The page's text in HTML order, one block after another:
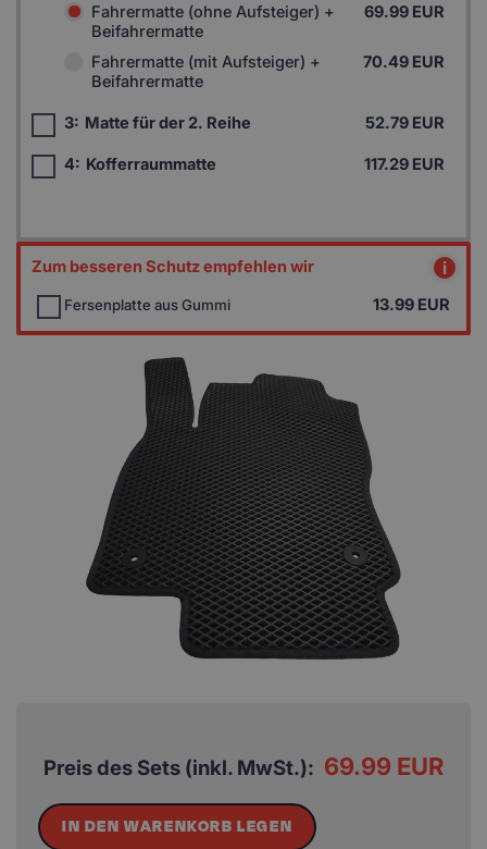
Fahrermatte (ohne Aufsteiger) +
Beifahrermatte
69.99 EUR
Fahrermatte (mit Aufsteiger) +
Beifahrermatte
70.49 EUR
3: Matte für der 2. Reihe 52.79 EUR
4: Kofferraummatte 117.29 EUR
Zum besseren Schutz empfehlen wir i
Fersenplatte aus Gummi 13.99 EUR
Preis des Sets (inkl. MwSt.): 69.99 EUR
IN DEN WARENKORB LEGEN